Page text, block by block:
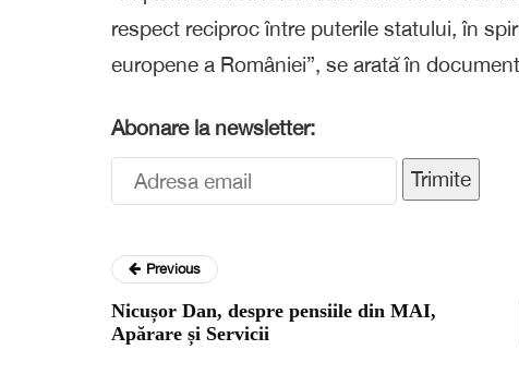
respect reciproc între puterile statului, în
europene a României”, se arată în
Abonare la newsletter:
Trimite
Previous
Nicușor Dan, despre pensiile din MAI,
Apărare și Servicii